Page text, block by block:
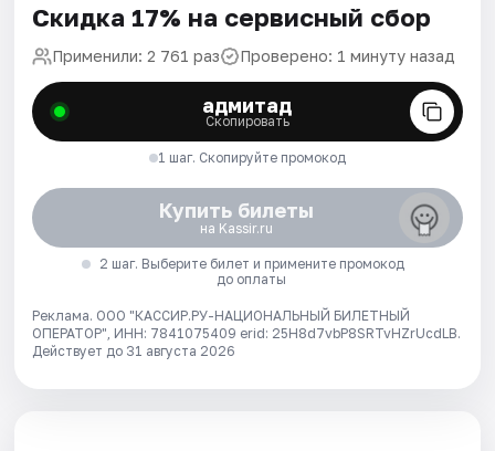
Скидка 17% на сервисный сбор
Применили: 2 761 раз Проверено: 1 минуту назад
адмитад
Скопировать
1 шаг. Скопируйте промокод
Купить билеты
на Kassir.ru
2 шаг. Выберите билет и примените промокод
до оплаты
Реклама. ООО "КАССИР.РУ-НАЦИОНАЛЬНЫЙ БИЛЕТНЫЙ
ОПЕРАТОР", ИНН: 7841075409 erid: 25H8d7vbP8SRTvHZrUcdLB.
Действует до 31 августа 2026